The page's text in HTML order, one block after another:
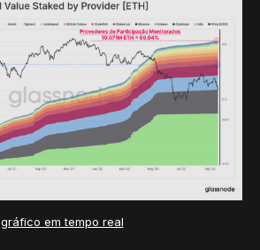
gráfico em tempo real